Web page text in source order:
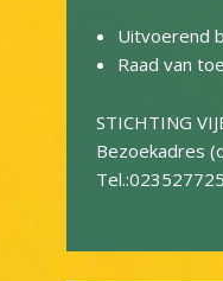
Uitvoerend
Raad van
STICHTING
Bezoekadres